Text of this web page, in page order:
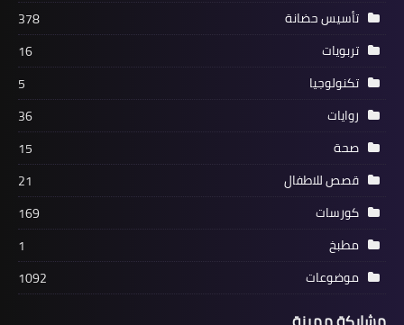
تأسيس حضانة
378
تربويات
16
تكنولوجيا
5
روايات
36
صحة
15
قصص للاطفال
21
كورسات
169
مطبخ
1
موضوعات
1092